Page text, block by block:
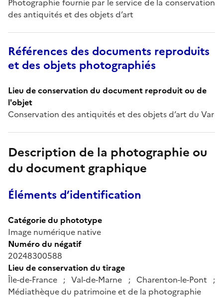
des antiquités et des objets d’art
Références des documents reproduits
et des objets photographiés
Lieu de conservation du document reproduit ou de
l'objet
Conservation des antiquités et des objets d’art du Var
Description de la photographie ou
du document graphique
Éléments d’identification
Catégorie du phototype
Image numérique native
Numéro du négatif
20248300588
Lieu de conservation du tirage
Île-de-France ; Val-de-Marne ; Charenton-le-Pont ;
Médiathèque du patrimoine et de la photographie